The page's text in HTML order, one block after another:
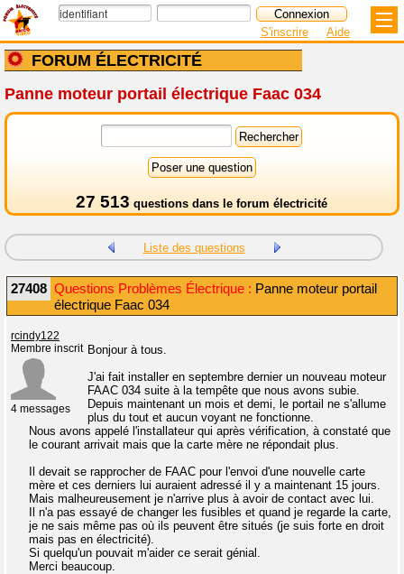
FORUM ÉLECTRICITÉ
S'inscrire Aide
Panne moteur portail électrique Faac 034
27 513 questions dans le forum électricité
Liste des questions
27408 Questions Problèmes Électrique : Panne moteur portail
électrique Faac 034
rcindy122
Membre inscrit
4 messages
Bonjour à tous.
J'ai fait installer en septembre dernier un nouveau moteur
FAAC 034 suite à la tempête que nous avons subie.
Depuis maintenant un mois et demi, le portail ne s'allume
plus du tout et aucun voyant ne fonctionne.
Nous avons appelé l'installateur qui après vérification, à constaté que
le courant arrivait mais que la carte mère ne répondait plus.
Il devait se rapprocher de FAAC pour l'envoi d'une nouvelle carte
mère et ces derniers lui auraient adressé il y a maintenant 15 jours.
Mais malheureusement je n'arrive plus à avoir de contact avec lui.
Il n'a pas essayé de changer les fusibles et quand je regarde la carte,
je ne sais même pas où ils peuvent être situés (je suis forte en droit
mais pas en électricité).
Si quelqu'un pouvait m'aider ce serait génial.
Merci beaucoup.